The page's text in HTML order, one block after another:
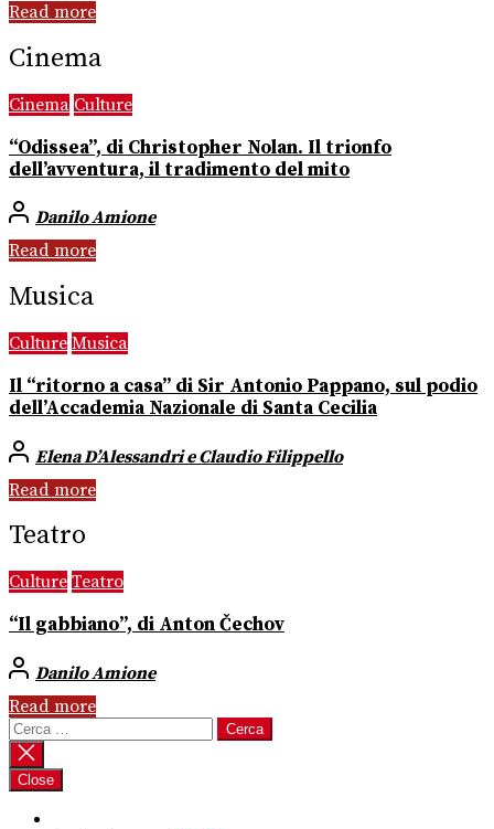
Read more
Cinema
Cinema Culture
“Odissea”, di Christopher Nolan. Il trionfo
dell’avventura, il tradimento del mito
Danilo Amione
Read more
Musica
Culture Musica
Il “ritorno a casa” di Sir Antonio Pappano, sul podio
dell’Accademia Nazionale di Santa Cecilia
Elena D’Alessandri e Claudio Filippello
Read more
Teatro
Culture Teatro
“Il gabbiano”, di Anton Čechov
Danilo Amione
Read more
Ricerca
per:
Close